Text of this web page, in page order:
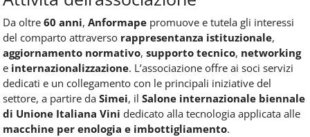
Da oltre 60 anni, Anformape promuove e tutela gli interessi
del comparto attraverso rappresentanza istituzionale,
aggiornamento normativo, supporto tecnico, networking
e internazionalizzazione. L’associazione offre ai soci servizi
dedicati e un collegamento con le principali iniziative del
settore, a partire da Simei, il Salone internazionale biennale
di Unione Italiana Vini dedicato alla tecnologia applicata alle
macchine per enologia e imbottigliamento.